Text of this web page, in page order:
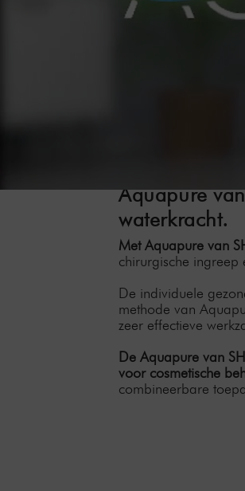
Aquapure
waterkracht.
Met Aquapure van
chirurgische ingreep
De individuele
methode van
zeer effectieve
De Aquapure van
voor cosmetische
combineerbare